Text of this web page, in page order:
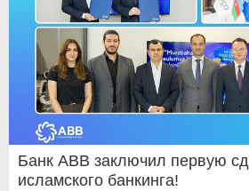
Банк ABB заключил первую
исламского банкинга!